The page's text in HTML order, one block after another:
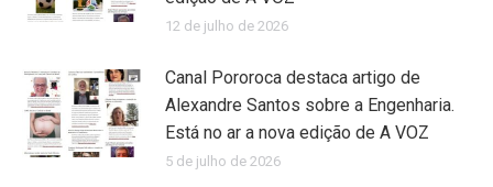
12 de julho de 2026
Canal Pororoca destaca artigo de
Alexandre Santos sobre a Engenharia.
Está no ar a nova edição de A VOZ
5 de julho de 2026